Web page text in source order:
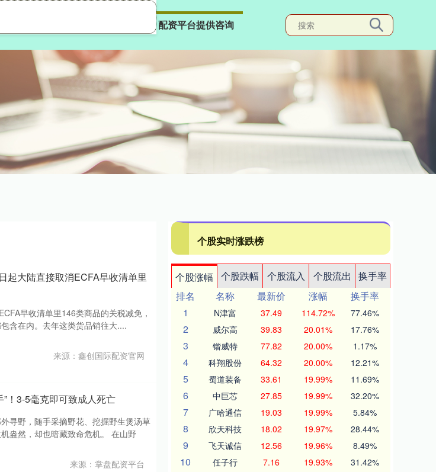
配资平台提供咨询
起大陆直接取消ECFA早收清单里
早收清单里146类商品的关税减免，
含在内。去年这类货品销往大....
来源：鑫创国际配资官网
！3-5毫克即可致成人死亡
寻野，随手采摘野花、挖掘野生煲汤草
盎然，却也暗藏致命危机。 在山野
来源：掌盘配资平台
个股实时涨跌榜
个股涨幅 个股跌幅 个股流入 个股流出
换手率
排名
名称 最新价 涨幅
换手率
1
N津富 37.49 114.72% 77.46%
2 威尔高 39.83 20.01% 17.76%
3 锴威特 77.82 20.00% 1.17%
4 科翔股份 64.32 20.00% 12.21%
5 蜀道装备 33.61 19.99% 11.69%
6 中巨芯 27.85 19.99% 32.20%
7 广哈通信 19.03 19.99% 5.84%
8 欣天科技 18.02 19.97% 28.44%
9 飞天诚信 12.56 19.96% 8.49%
10 任子行 7.16 19.93% 31.42%